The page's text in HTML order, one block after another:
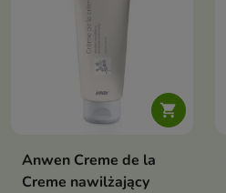

Anwen Creme de la
Creme nawilżający